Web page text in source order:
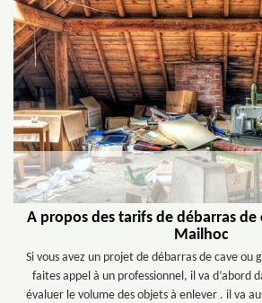
A propos des tarifs de débarras de
Mailhoc
Si vous avez un projet de débarras de cave ou
faites appel à un professionnel, il va d’abord
évaluer le volume des objets à enlever . il va